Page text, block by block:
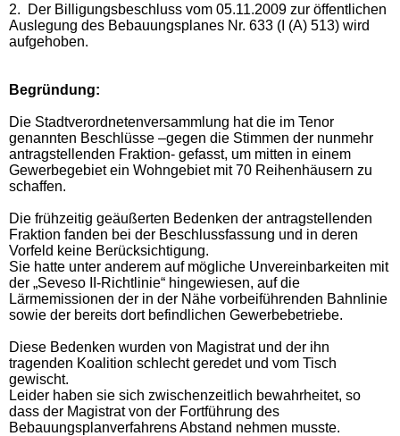
2.
Der Billigungsbeschluss vom 05.11.2009 zur öffentlichen
Auslegung des Bebauungsplanes Nr. 633 (I (A) 513) wird
aufgehoben.
Begründung:
Die Stadtverordnetenversammlung hat die im Tenor
genannten Beschlüsse –gegen die Stimmen der nunmehr
antragstellenden Fraktion- gefasst, um mitten in einem
Gewerbegebiet ein Wohngebiet mit 70 Reihenhäusern zu
schaffen.
Die frühzeitig geäußerten Bedenken der antragstellenden
Fraktion fanden bei der Beschlussfassung und in deren
Vorfeld keine Berücksichtigung.
Sie hatte unter anderem auf mögliche Unvereinbarkeiten mit
der „Seveso II-Richtlinie“ hingewiesen, auf die
Lärmemissionen der in der Nähe vorbeiführenden Bahnlinie
sowie der bereits dort befindlichen Gewerbebetriebe.
Diese Bedenken wurden von Magistrat und der ihn
tragenden Koalition schlecht geredet und vom Tisch
gewischt.
Leider haben sie sich zwischenzeitlich bewahrheitet, so
dass der Magistrat von der Fortführung des
Bebauungsplanverfahrens Abstand nehmen musste.